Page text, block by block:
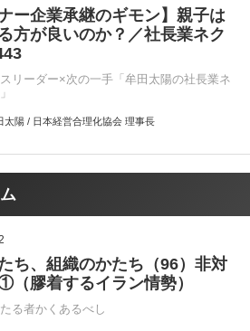
ナー企業承継のギモン】親子は
方が良いのか？／社長業ネク
リーダー×次の一手「牟田太陽の社長業ネ
太陽 / 日本経営合理化協会 理事長
ち、組織のかたち（96）非対
（膠着するイラン情勢）
る者かくあるべし